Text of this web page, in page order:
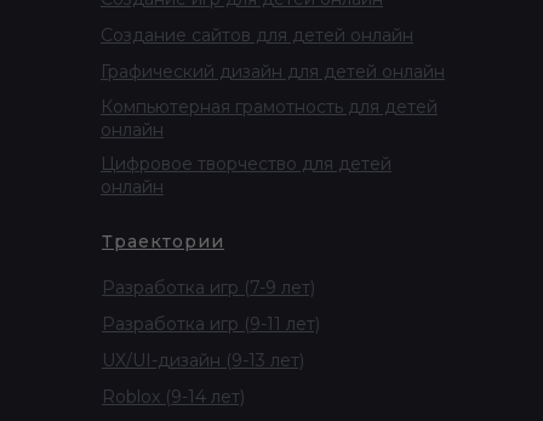
Траектории
Разработка игр (7-9 лет)
UX/UI-дизайн (9-13 лет)
Roblox (9-14 лет)
Разработка игр (9-11 лет)
Создание сайтов для детей онлайн
Цифровое творчество для детей
онлайн
Компьютерная грамотность для детей
онлайн
Графический дизайн для детей онлайн